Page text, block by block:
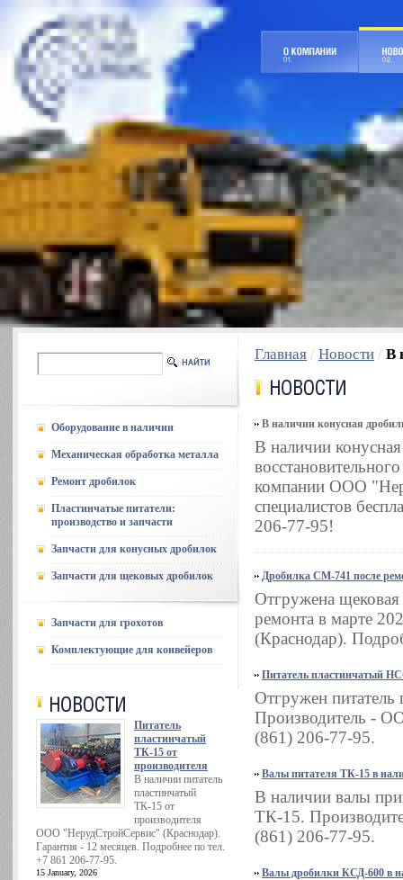
Оборудование в наличии
Механическая обработка металла
Ремонт дробилок
Пластинчатые питатели:
производство и запчасти
Запчасти для конусных дробилок
Запчасти для щековых дробилок
Запчасти для грохотов
Комплектующие для конвейеров
Питатель
пластинчатый
ТК-15 от
производителя
В наличии питатель
пластинчатый
ТК-15 от
производителя
ООО "НерудСтройСервис" (Краснодар).
Гарантия - 12 месяцев. Подробнее по тел.
+7 861 206-77-95.
15 January, 2026
Главная / Новости / В
В наличии конусная
В наличии
компании ООО
специалистов
206-77-95!
Дробилка СМ-741 после
Отгружена
ремонта в марте
(Краснодар).
Питатель пластинчатый
Отгружен
Производитель -
(861) 206-77-95.
Валы питателя ТК-15 в
В наличии валы
ТК-15.
(861) 206-77-95.
Валы дробилки КСД-600 в